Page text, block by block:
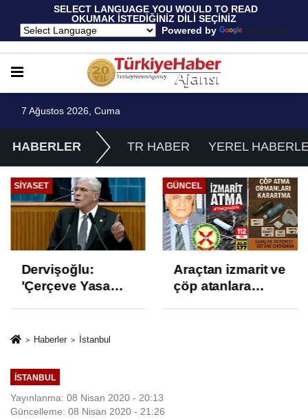
SELECT LANGUAGE YOU WOULD TO READ
OKUMAK İSTEDİĞİNİZ DİLİ SEÇİNİZ
Powered by
Translate
7 Ağustos 2026, Cuma
HABERLER TR HABER YEREL
SIYASET
Dervişoğlu:
'Çerçeve Yasa
ve İhanet
GÜNCEL
Araçtan izmarit ve
çöp atanlara
Haberler İstanbul
İSTANBUL
Yayınlanma: 08 Nisan 2020 - 20:13
Güncelleme: 08 Nisan 2020 - 21:26